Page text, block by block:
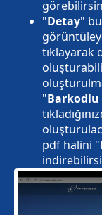
"Detay"
tıklayarak
"Barkodlu
pdf halini "